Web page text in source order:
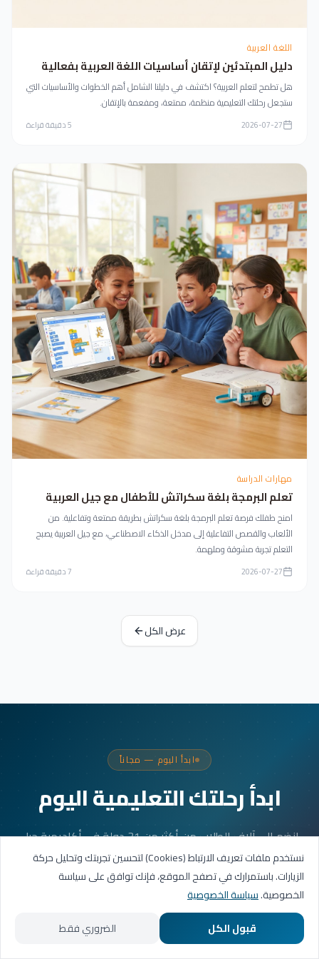
اللغة العربية
دليل المبتدئين لإتقان أساسيات اللغة العربية بفعالية
هل تطمح لتعلم العربية؟ اكتشف في دليلنا الشامل أهم الخطوات والأساسيات التي
ستجعل رحلتك التعليمية منظمة، ممتعة، ومفعمة بالإتقان.
2026-07-27
5دقيقة قراءة
مهارات الدراسة
تعلم البرمجة بلغة سكراتش للأطفال مع جيل العربية
امنح طفلك فرصة تعلم البرمجة بلغة سكراتش بطريقة ممتعة وتفاعلية. من
الألعاب والقصص التفاعلية إلى مدخل الذكاء الاصطناعي، مع جيل العربية يصبح
التعلم تجربة مشوقة وملهمة.
2026-07-27
7دقيقة قراءة
عرض الكل
ابدأ اليوم — مجاناً
ابدأ رحلتك التعليمية اليوم
انضم إلى آلاف الطلاب من أكثر من 31 دولة في أكاديمية جيل
العربية. جلستك الأولى مجانية.
احجز حصتك التجريبية
تواصل عبر واتساب
الرئيسية المسارات التعليمية
نستخدم ملفات تعريف الارتباط (Cookies) لتحسين تجربتك وتحليل حركة
الزيارات. باستمرارك في تصفح الموقع، فإنك توافق على سياسة
الخصوصية.سياسة الخصوصية
قبول الكل
الضروري فقط